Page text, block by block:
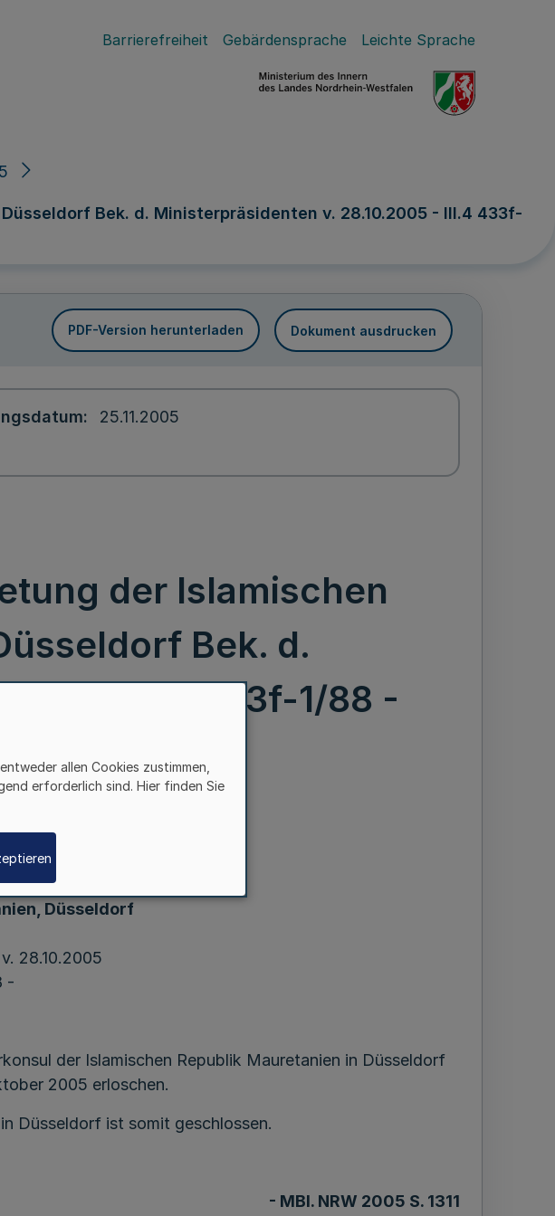
Barrierefreiheit Gebärdensprache Leichte Sprache
Bek. d. Ministerpräsidenten v. 28.10.2005 - III.4 433f-
PDF-Version herunterladen Dokument ausdrucken
25.11.2005
der Islamischen
Bek. d.
- III.4 433f-1/88 -
der
Düsseldorf
28.10.2005
-
der Islamischen Republik Mauretanien in Düsseldorf
2005 erloschen.
Düsseldorf ist somit geschlossen.
- MBl. NRW 2005 S. 1311
allen Cookies zustimmen,
erforderlich sind. Hier finden Sie